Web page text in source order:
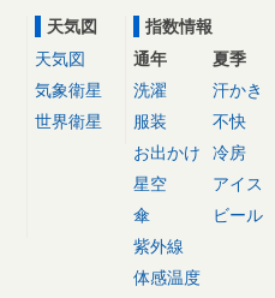
天気図
天気図
気象衛星
世界衛星
指数情報
通年
洗濯
服装
お出かけ
星空
傘
紫外線
体感温度
夏季
汗かき
不快
冷房
アイス
ビール